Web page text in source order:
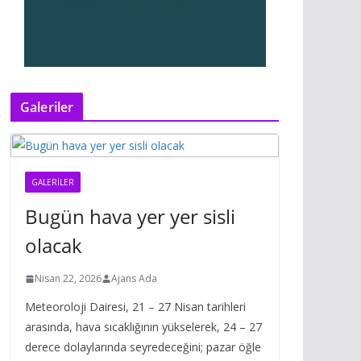
Galeriler
GALERILER
Bugün hava yer yer sisli
olacak
Nisan 22, 2026 Ajans Ada
Meteoroloji Dairesi, 21 – 27 Nisan tarihleri
arasında, hava sıcaklığının yükselerek, 24 – 27
derece dolaylarında seyredeceğini; pazar öğle